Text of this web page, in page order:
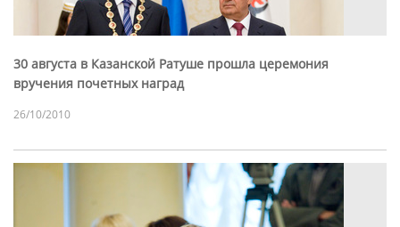
30 августа в Казанской Ратуше прошла церемония
вручения почетных наград
26/10/2010